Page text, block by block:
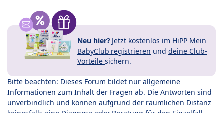
Neu hier? Jetzt kostenlos im HiPP Mein
BabyClub registrieren und deine Club-
Vorteile sichern.
Bitte beachten: Dieses Forum bildet nur allgemeine
Informationen zum Inhalt der Fragen ab. Die Antworten sind
unverbindlich und können aufgrund der räumlichen Distanz